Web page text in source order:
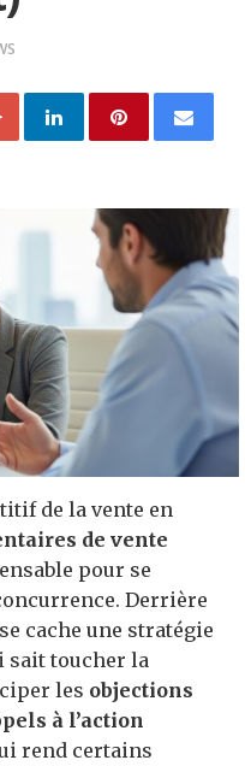
de la vente en
de vente
pour se
Derrière
cache une stratégie
sait toucher la
les objections
à l’action
rend certains